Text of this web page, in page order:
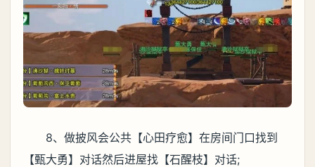
8、做披风会公共【心田疗愈】在房间门口找到
【甄大勇】对话然后进屋找【石醒枝】对话;